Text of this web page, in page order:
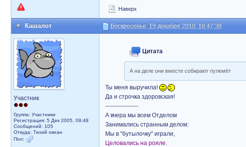
Наверх
Кашалот Воскресенье, 19 декабря 2010, 18:47:38
Участник
Группа: Участники
Регистрация: 5 Дек 2005, 09:48
Сообщений: 105
Откуда: Тихий океан
Пол:
Цитата
А на деле они вместе собирают пулемёт
Ты меня выручила!
Да и строчка здоровская!
-----------------
А вчера мы всем Отделом
Занимались странным делом:
Мы в "бутылочку" играли,
Целовались на рояле.